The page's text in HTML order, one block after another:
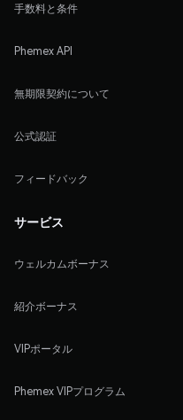
手数料と条件
Phemex API
無期限契約について
公式認証
フィードバック
サービス
ウェルカムボーナス
紹介ボーナス
VIPポータル
Phemex VIPプログラム